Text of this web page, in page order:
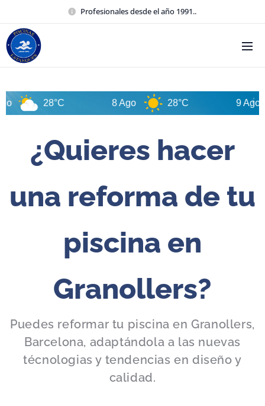
Profesionales desde el año 1991..
28°C 28°C
¿Quieres hacer
una reforma de tu
piscina en
Granollers?
Puedes reformar tu piscina en Granollers,
Barcelona, adaptándola a las nuevas
técnologias y tendencias en diseño y
calidad.